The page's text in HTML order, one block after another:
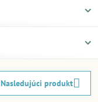
Nasledujúci produkt